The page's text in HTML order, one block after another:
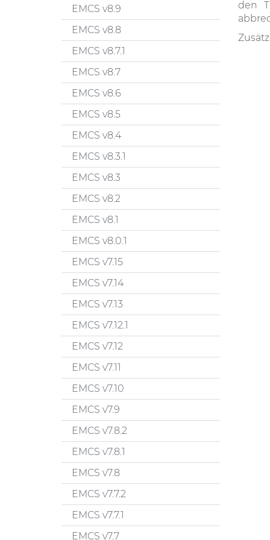
den
EMCS v8.9
EMCS v8.8
EMCS v8.7.1
EMCS v8.7
EMCS v8.6
EMCS v8.5
EMCS v8.4
EMCS v8.3.1
EMCS v8.3
EMCS v8.2
EMCS v8.1
EMCS v8.0.1
EMCS v7.15
EMCS v7.14
EMCS v7.13
EMCS v7.12.1
EMCS v7.12
EMCS v7.11
EMCS v7.10
EMCS v7.9
EMCS v7.8.2
EMCS v7.8.1
EMCS v7.8
EMCS v7.7.2
EMCS v7.7.1
EMCS v7.7